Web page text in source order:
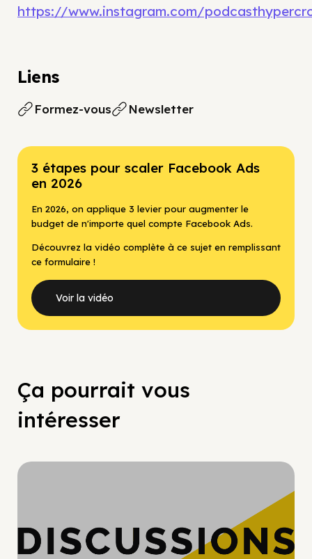
https://www.instagram.com/
Liens
Formez-vous Newsletter
3 étapes pour scaler Facebook Ads
en 2026
En 2026, on applique 3 levier pour augmenter le
budget de n'importe quel compte Facebook Ads.
Découvrez la vidéo complète à ce sujet en remplissant
ce formulaire !
Voir la vidéo
Ça pourrait vous
intéresser